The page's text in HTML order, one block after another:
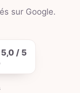
sur Google.
5,0 / 5